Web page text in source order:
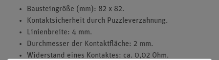
Bausteingröße (mm): 82 x 82.
Kontaktsicherheit durch Puzzleverzahnung.
Linienbreite: 4 mm.
Durchmesser der Kontaktfläche: 2 mm.
Widerstand eines Kontaktes: ca. 0,02 Ohm.